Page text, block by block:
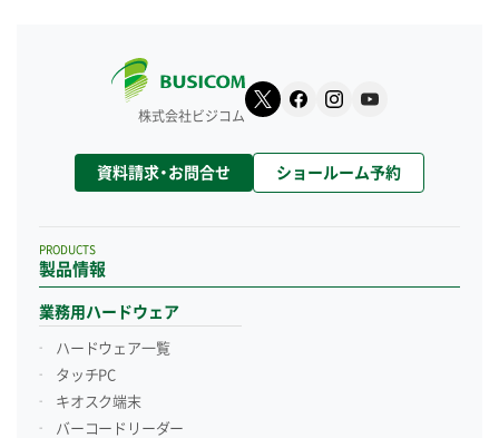
株式会社ビジコム
資料請求・お問合せ ショールーム予約
製品情報
PRODUCTS
業務用ハードウェア
ハードウェア一覧
タッチPC
キオスク端末
バーコードリーダー